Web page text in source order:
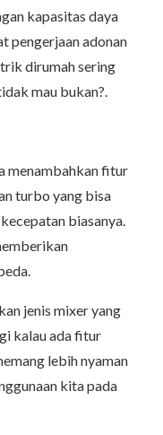
kapasitas daya
pengerjaan adonan
dirumah sering
mau bukan?.
menambahkan fitur
turbo yang bisa
biasanya.
jenis mixer yang
kalau ada fitur
lebih nyaman
kita pada